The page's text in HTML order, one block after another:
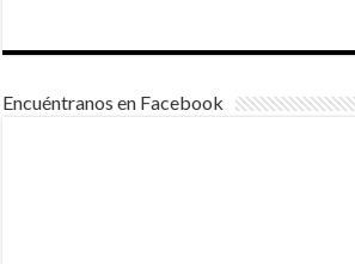
Encuéntranos en Facebook